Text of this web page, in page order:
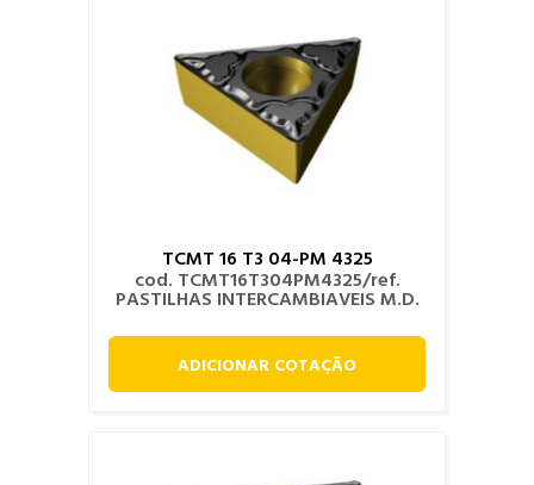
TCMT 16 T3 04-PM 4325
cod. TCMT16T304PM4325/ref.
PASTILHAS INTERCAMBIAVEIS M.D.
ADICIONAR COTAÇÃO